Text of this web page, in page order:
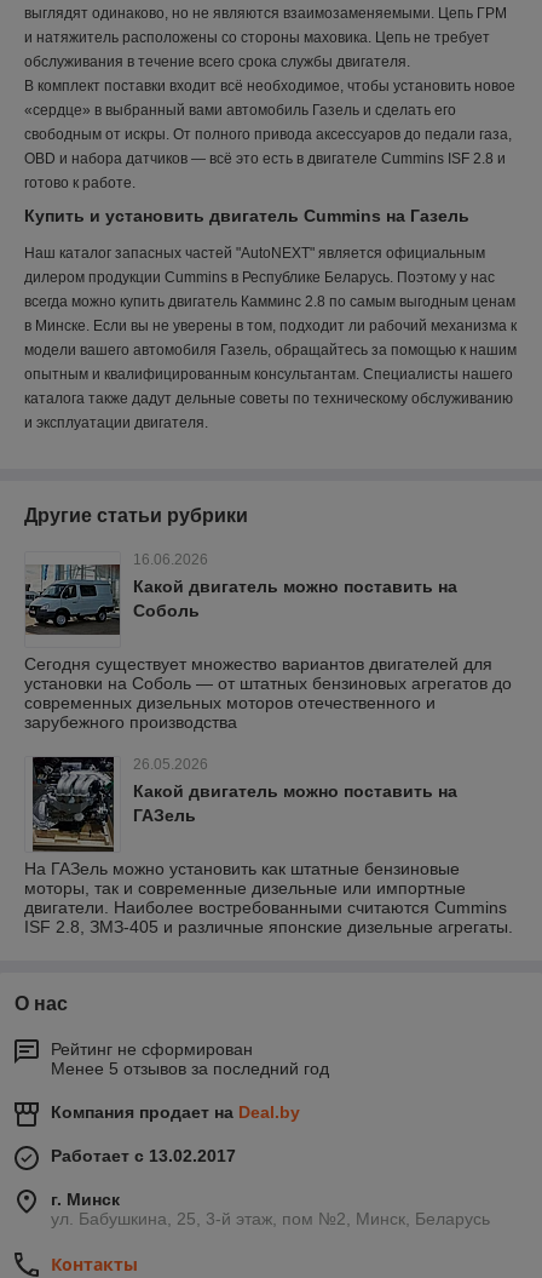
выглядят одинаково, но не являются взаимозаменяемыми. Цепь ГРМ
и натяжитель расположены со стороны маховика. Цепь не требует
обслуживания в течение всего срока службы двигателя.
В комплект поставки входит всё необходимое, чтобы установить новое
«сердце» в выбранный вами автомобиль Газель и сделать его
свободным от искры. От полного привода аксессуаров до педали газа,
OBD и набора датчиков — всё это есть в двигателе Cummins ISF 2.8 и
готово к работе.
Купить и установить двигатель Cummins на Газель
Наш каталог запасных частей "AutoNEXT" является официальным
дилером продукции Cummins в Республике Беларусь. Поэтому у нас
всегда можно купить двигатель Камминс 2.8 по самым выгодным ценам
в Минске. Если вы не уверены в том, подходит ли рабочий механизма к
модели вашего автомобиля Газель, обращайтесь за помощью к нашим
опытным и квалифицированным консультантам. Специалисты нашего
каталога также дадут дельные советы по техническому обслуживанию
и эксплуатации двигателя.
Другие статьи рубрики
16.06.2026
Какой двигатель можно поставить на
Соболь
Сегодня существует множество вариантов двигателей для
установки на Соболь — от штатных бензиновых агрегатов до
современных дизельных моторов отечественного и
зарубежного производства
26.05.2026
Какой двигатель можно поставить на
ГАЗель
На ГАЗель можно установить как штатные бензиновые
моторы, так и современные дизельные или импортные
двигатели. Наиболее востребованными считаются Cummins
ISF 2.8, ЗМЗ-405 и различные японские дизельные агрегаты.
О нас
Рейтинг не сформирован
Менее 5 отзывов за последний год
Компания продает на Deal.by
Работает с 13.02.2017
г. Минск
ул. Бабушкина, 25, 3-й этаж, пом №2, Минск, Беларусь
Контакты